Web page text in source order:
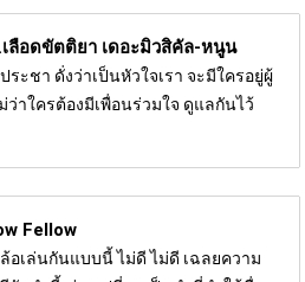
ลือดขัตติยา เดอะมิวสิคัล-หนูน
ระชา ดั่งว่าเป็นหัวใจเรา จะมีใครอยู่ผู้
ว่าใครต้องมีเพื่อนร่วมใจ ดูแลกันไว้
Fellow
อเล่นกันแบบนี้ ไม่ดี ไม่ดี เฉลยความ